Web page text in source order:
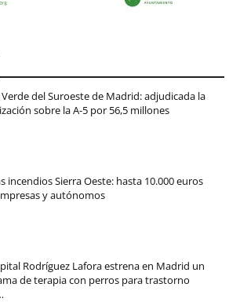
Verde del Suroeste de Madrid: adjudicada la
sobre la A-5 por 56,5 millones
incendios Sierra Oeste: hasta 10.000 euros
y autónomos
Rodríguez Lafora estrena en Madrid un
de terapia con perros para trastorno